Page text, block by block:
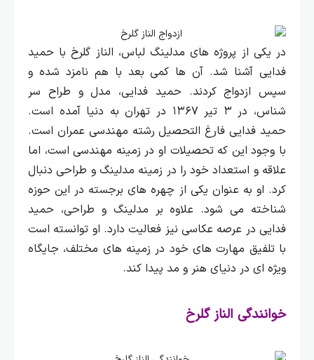
در یکی از پروژه‌ های مدلینگ لباس، الناز گلرخ با حمید
فدایی آشنا شد. آن‌ ها کمی بعد با هم نامزد شده و
سپس ازدواج کردند. حمید فدایی، مدل و طراح سر
شناس، در ۳ تیر ۱۳۶۷ در تهران به دنیا آمده است.
حمید فدایی فارغ‌ التحصیل رشته مهندسی عمران است.
با وجود این که تحصیلات او در زمینه مهندسی است، اما
علاقه و استعداد خود را در زمینه مدلینگ و طراحی دنبال
کرد. او به عنوان یکی از چهره‌ های برجسته در این حوزه
شناخته می‌ شود. علاوه بر مدلینگ و طراحی، حمید
فدایی در عرصه عکاسی نیز فعالیت دارد. او توانسته است
با تلفیق مهارت‌ های خود در زمینه‌ های مختلف، جایگاه
ویژه‌ ای در دنیای هنر و مد پیدا کند.
خوانندگی الناز گلرخ